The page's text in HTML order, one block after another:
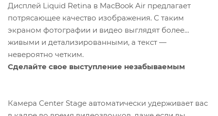
Дисплей Liquid Retina в MacBook Air предлагает
потрясающее качество изображения. С таким
экраном фотографии и видео выглядят более
живыми и детализированными, а текст —
невероятно четким.
Сделайте свое выступление незабываемым
Камера Center Stage автоматически удерживает вас